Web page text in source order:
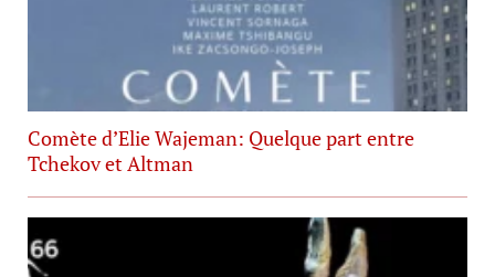
Comète d’Elie Wajeman: Quelque part entre
Tchekov et Altman